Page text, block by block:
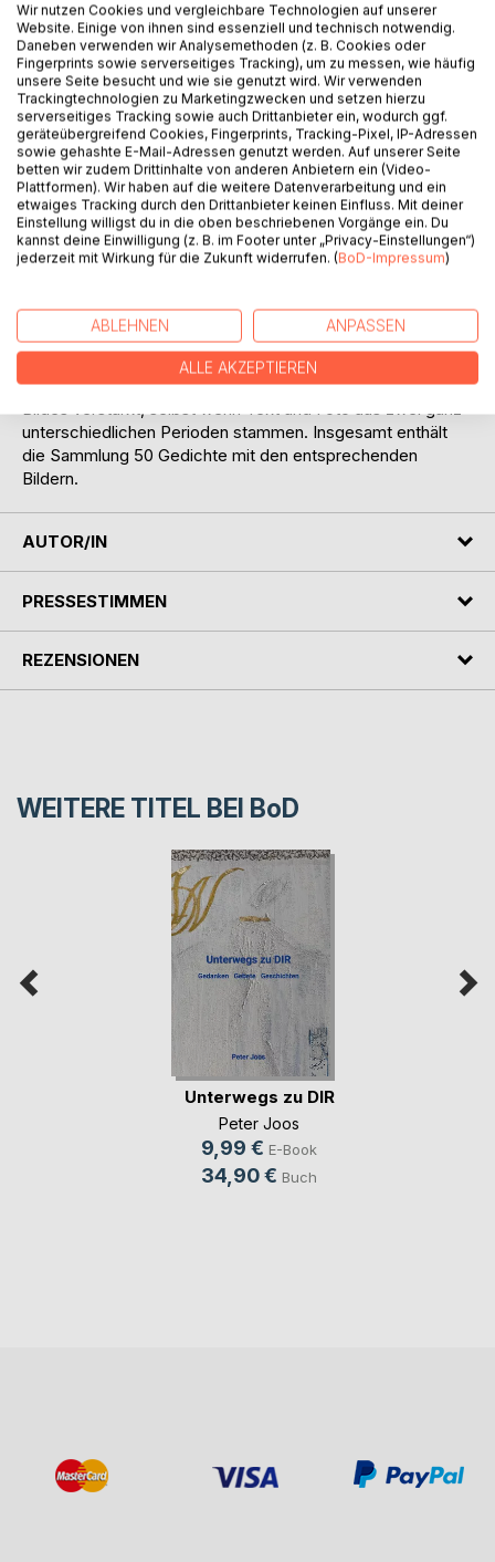
BESCHREIBUNG
Bei der Gedichtsammlung SPÄTLESE handelt es sich um
ein Projekt, in welchem Bilder und Texte des Autors vereint
publiziert werden. Die Gedichte und Fotos stammen aus
einer langen Schaffensperiode von über vierzig Jahren. Die
Themen und Spannungsfelder sind dementsprechend
vielfältig: Natur und Gesellschaft, Jugend und Alter,
Wahrheit und Lüge, Liebe und Enttäuschung, Reichtum und
Texte und Fotos bilden jeweils eine Einheit. Durch eine
bewusste Kombination eines Gedichts mit einem Bild
werden sowohl die Aussage des Textes wie auch jene des
unterschiedlichen Perioden stammen. Insgesamt enthält
die Sammlung 50 Gedichte mit den entsprechenden
Bildern.
AUTOR/IN
PRESSESTIMMEN
REZENSIONEN
WEITERE TITEL BEI BoD
Unterwegs zu DIR
Peter Joos
9,99 € E-Book
34,90 € Buch
Wir nutzen Cookies und vergleichbare Technologien auf unserer
Website. Einige von ihnen sind essenziell und technisch notwendig.
Daneben verwenden wir Analysemethoden (z. B. Cookies oder
Fingerprints sowie serverseitiges Tracking), um zu messen, wie häufig
unsere Seite besucht und wie sie genutzt wird. Wir verwenden
Trackingtechnologien zu Marketingzwecken und setzen hierzu
serverseitiges Tracking sowie auch Drittanbieter ein, wodurch ggf.
geräteübergreifend Cookies, Fingerprints, Tracking-Pixel, IP-Adressen
sowie gehashte E-Mail-Adressen genutzt werden. Auf unserer Seite
betten wir zudem Drittinhalte von anderen Anbietern ein (Video-
Plattformen). Wir haben auf die weitere Datenverarbeitung und ein
etwaiges Tracking durch den Drittanbieter keinen Einfluss. Mit deiner
Einstellung willigst du in die oben beschriebenen Vorgänge ein. Du
kannst deine Einwilligung (z. B. im Footer unter „Privacy-Einstellungen“)
jederzeit mit Wirkung für die Zukunft widerrufen. (BoD-Impressum)
ABLEHNEN ANPASSEN
ALLE AKZEPTIEREN